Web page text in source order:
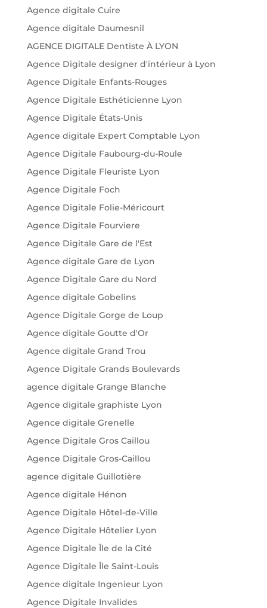
Agence digitale Cuire
Agence digitale Daumesnil
AGENCE DIGITALE Dentiste À LYON
Agence Digitale designer d'intérieur à Lyon
Agence Digitale Enfants-Rouges
Agence Digitale Esthéticienne Lyon
Agence Digitale États-Unis
Agence digitale Expert Comptable Lyon
Agence Digitale Faubourg-du-Roule
Agence Digitale Fleuriste Lyon
Agence Digitale Foch
Agence Digitale Folie-Méricourt
Agence Digitale Fourviere
Agence Digitale Gare de l'Est
Agence digitale Gare de Lyon
Agence Digitale Gare du Nord
Agence digitale Gobelins
Agence Digitale Gorge de Loup
Agence digitale Goutte d'Or
Agence digitale Grand Trou
Agence Digitale Grands Boulevards
agence digitale Grange Blanche
Agence digitale graphiste Lyon
Agence digitale Grenelle
Agence Digitale Gros Caillou
Agence Digitale Gros-Caillou
agence digitale Guillotière
Agence digitale Hénon
Agence Digitale Hôtel-de-Ville
Agence Digitale Hôtelier Lyon
Agence Digitale Île de la Cité
Agence Digitale Île Saint-Louis
Agence digitale Ingenieur Lyon
Agence Digitale Invalides